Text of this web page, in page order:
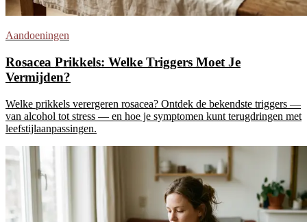
Aandoeningen
Rosacea Prikkels: Welke Triggers Moet Je
Vermijden?
Welke prikkels verergeren rosacea? Ontdek de bekendste triggers —
van alcohol tot stress — en hoe je symptomen kunt terugdringen met
leefstijlaanpassingen.